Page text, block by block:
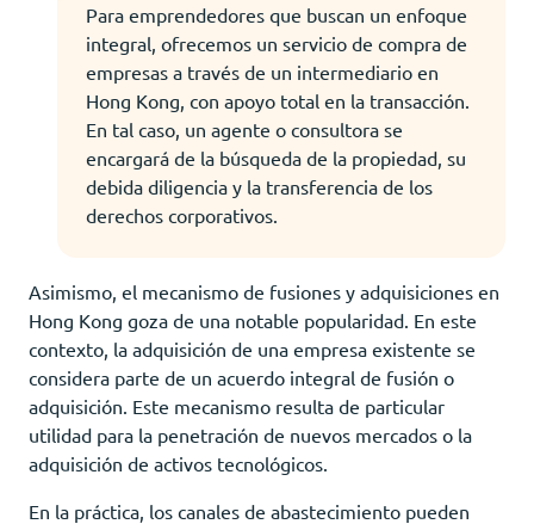
Para emprendedores que buscan un enfoque
integral, ofrecemos un servicio de compra de
empresas a través de un intermediario en
Hong Kong, con apoyo total en la transacción.
En tal caso, un agente o consultora se
encargará de la búsqueda de la propiedad, su
debida diligencia y la transferencia de los
derechos corporativos.
Asimismo, el mecanismo de fusiones y adquisiciones en
Hong Kong goza de una notable popularidad. En este
contexto, la adquisición de una empresa existente se
considera parte de un acuerdo integral de fusión o
adquisición. Este mecanismo resulta de particular
utilidad para la penetración de nuevos mercados o la
adquisición de activos tecnológicos.
En la práctica, los canales de abastecimiento pueden